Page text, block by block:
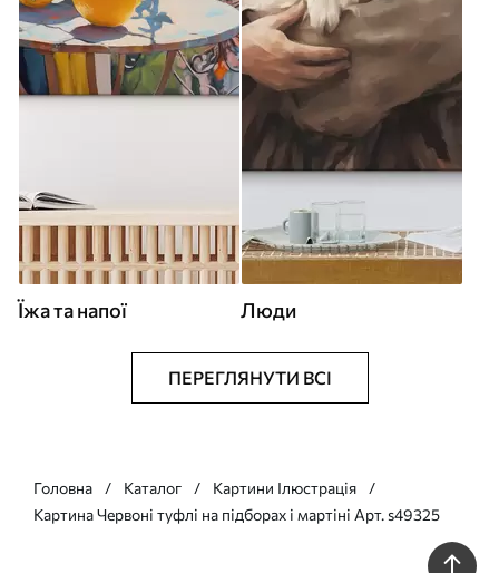
Їжа та напої Люди
ПЕРЕГЛЯНУТИ ВСІ
Головна Каталог
Картини Ілюстрація
Картина Червоні туфлі на підборах і мартіні Арт. s49325